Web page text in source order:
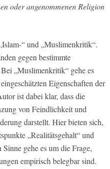
oder angenommenen Religion
“ und „Muslimenkritik“.
gegen bestimmte
„Muslimenkritik“ gehe es
Eigenschaften der
ist dabei klar, dass die
von Feindlichkeit und
darstellt. Hier bieten sich,
„Realitätsgehalt“ und
gehe es um die Frage,
empirisch belegbar sind.